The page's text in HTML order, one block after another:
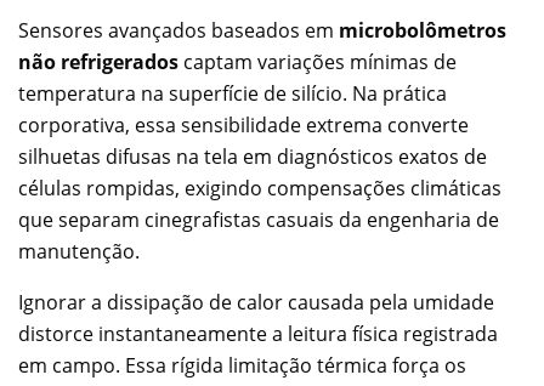
Sensores avançados baseados em microbolômetros
não refrigerados captam variações mínimas de
temperatura na superfície de silício. Na prática
corporativa, essa sensibilidade extrema converte
silhuetas difusas na tela em diagnósticos exatos de
células rompidas, exigindo compensações climáticas
que separam cinegrafistas casuais da engenharia de
manutenção.
Ignorar a dissipação de calor causada pela umidade
distorce instantaneamente a leitura física registrada
em campo. Essa rígida limitação térmica força os